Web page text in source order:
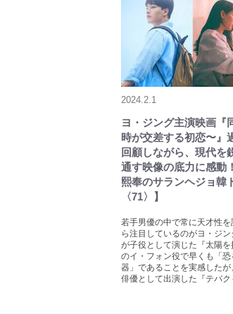
2024.2.1
ヨ・ジング主演映画『
時が交差する初恋〜』
回顧しながら、現代を
通す映像の底力に感動
熙奉のサランヘジョ韓
〈71〉】
若手男優の中で常に天才性を
ら注目しているのがヨ・ジ
が子役として演じた『太陽を
のイ・フォン役で早くも「恐
器」であることを実感したが
俳優として出演した『テバ